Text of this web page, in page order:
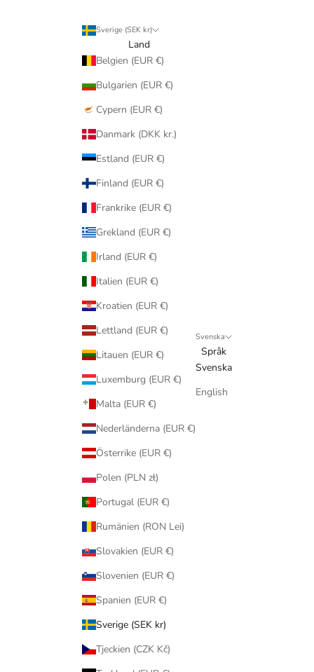
Sverige (SEK kr)
Land
Belgien (EUR €)
Bulgarien (EUR €)
Cypern (EUR €)
Danmark (DKK kr.)
Estland (EUR €)
Finland (EUR €)
Frankrike (EUR €)
Grekland (EUR €)
Irland (EUR €)
Italien (EUR €)
Kroatien (EUR €)
Lettland (EUR €)
Litauen (EUR €)
Luxemburg (EUR €)
Malta (EUR €)
Nederländerna (EUR €)
Österrike (EUR €)
Polen (PLN zł)
Portugal (EUR €)
Rumänien (RON Lei)
Slovakien (EUR €)
Slovenien (EUR €)
Spanien (EUR €)
Sverige (SEK kr)
Tjeckien (CZK Kč)
Svenska
Språk
Svenska
English